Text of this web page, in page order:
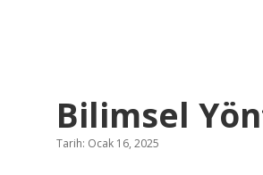
Bilimsel
Tarih: Ocak 16, 2025